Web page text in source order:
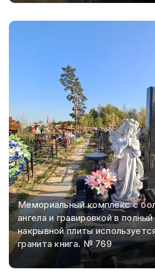
Мемориальный комплекс с
ангела и гравировкой в
накрывной плиты
гранита книга. № 769